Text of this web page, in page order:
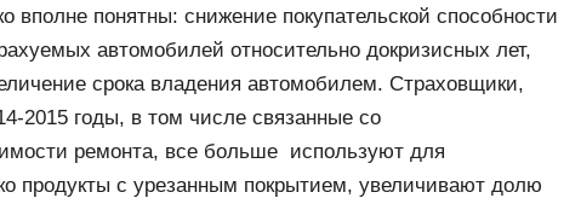
вполне понятны: снижение покупательской способности
автомобилей относительно докризисных лет,
срока владения автомобилем. Страховщики,
2015 годы, в том числе связанные со
ремонта, все больше используют для
продукты с урезанным покрытием, увеличивают долю